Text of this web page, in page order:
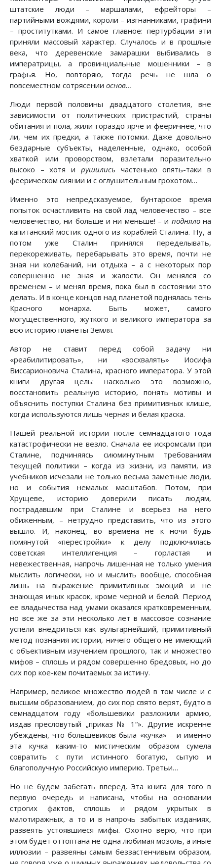
штатские люди – маршалами, ефрейторы –
партийными вождями, короли – изгнанниками, графини
– проститутками. И самое главное: пертурбации эти
приняли массовый характер. Случалось и в прошлые
века, что деревенские замарашки выбивались в
императрицы, а провинциальные мошенники – в
графья. Но, повторяю, тогда речь не шла о
повсеместном сотрясении основ…
Люди первой половины двадцатого столетия, вне
зависимости от политических пристрастий, страны
обитания и пола, жили гораздо ярче и фееричнее, что
ли, чем их предки, а также потомки. Даже довольно
бездарные субъекты, наделенные, однако, особой
хваткой или проворством, взлетали поразительно
высоко – хотя и рушились частенько опять-таки в
феерическом сиянии и с оглушительным грохотом…
Именно это непредсказуемое, бунтарское время
попыток осчастливить на свой лад человечество – все
человечество, ни больше и ни меньше! – и поднялона
капитанский мостик одного из кораблей Сталина. Ну, а
потом уже Сталин принялся переделывать,
перекореживать, перебарывать это время, почти не
зная ни колебаний, ни отдыха – а с некоторых пор
совершенно не зная и жалости. Он менялся со
временем – и менял время, пока был в состоянии это
делать. И в конце концов над планетой поднялась тень
Красного монарха. Быть может, самого
могущественного, жуткого и великого императора за
всю историю планеты Земля.
Автор не ставит перед собой задачу ни
«реабилитировать», ни «восхвалять» Иосифа
Виссарионовича Сталина, красного императора. У этой
книги другая цель: насколько это возможно,
восстановить реальную историю, понять мотивы и
объяснить поступки Сталина без примитивных клише,
когда используются лишь черная и белая краска.
Нашей реальной истории после семнадцатого года
катастрофически не везло. Сначала ее искромсали при
Сталине, подчиняясь сиюминутным требованиям
текущей политики – когда из жизни, из памяти, из
учебников исчезали не только весьма заметные люди,
но и события немалых масштабов. Потом, при
Хрущеве, историю доверили писать людям,
пострадавшим при Сталине и всерьез на него
обиженным, – нетрудно представить, что из этого
вышло. И, наконец, во времена не к ночи будь
помянутой «перестройки» к делу подключилась
советская интеллигенция – горластая и
невежественная, напрочь лишенная не только умения
мыслить логически, но и мыслить вообще, способная
лишь на выражение примитивных эмоций и не
знающая иных красок, кроме черной и белой. Период
ее владычества над умами оказался кратковременным,
но все же за эти несколько лет в массовое сознание
успели внедриться как вульгарнейший, примитивный
метод познания истории, ничего общего не имеющий
с объективным изучением прошлого, так и множество
мифов – сплошь и рядом совершенно бредовых, но до
сих пор кое-кем почитаемых за истину.
Например, великое множество людей в том числе и с
высшим образованием, до сих пор свято верят, будто в
семнадцатом году «большевики разложили армию,
издав пресловутый „приказ № 1“». Другие искренне
убеждены, что большевиков была «кучка» – и именно
эта кучка каким-то мистическим образом сумела
совратить с пути истинного богатую, сытую и
благополучную Российскую империю. Третьи…
Но не будем забегать вперед. Эта книга для того в
первую очередь и написана, чтобы на основании
строгих фактов, сплошь и рядом укрытых в
малотиражных, а то и в напрочь забытых изданиях,
развеять устоявшиеся мифы. Охотно верю, что при
этом будет оттоптана не одна любимая мозоль, а иные
иллюзии – развеяны самым беззастенчивым образом,